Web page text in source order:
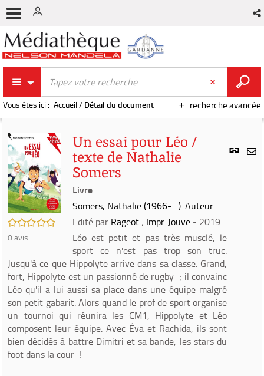
recherche avancée
Vous êtes ici : Accueil/ Détail du document
Lien
/5
0avis
Un essai pour Léo /
texte de Nathalie
Somers
Livre
Somers, Nathalie (1966-....). Auteur
Edité par Rageot ; Impr. Jouve - 2019
Léo est petit et pas très musclé, le
sport ce n'est pas trop son truc.
Jusqu'à ce que Hippolyte arrive dans sa classe. Grand,
fort, Hippolyte est un passionné de rugby ; il convainc
Léo qu'il a lui aussi sa place dans une équipe malgré
son petit gabarit. Alors quand le prof de sport organise
un tournoi qui réunira les CM1, Hippolyte et Léo
composent leur équipe. Avec Éva et Rachida, ils sont
bien décidés à battre Dimitri et sa bande, les stars du
foot dans la cour !